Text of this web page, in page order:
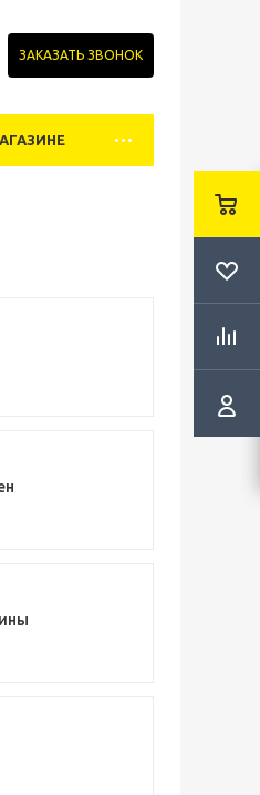
ЗАКАЗАТЬ ЗВОНОК